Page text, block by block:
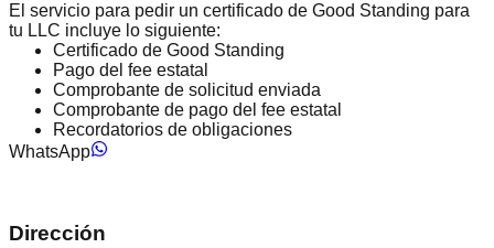
El servicio para pedir un certificado de Good Standing para
tu LLC incluye lo siguiente:
Certificado de Good Standing
Pago del fee estatal
Comprobante de solicitud enviada
Comprobante de pago del fee estatal
Recordatorios de obligaciones
WhatsApp
Dirección